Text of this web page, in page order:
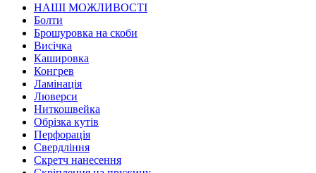
НАШІ МОЖЛИВОСТІ
Болти
Брошуровка на скоби
Висічка
Кашировка
Конгрев
Ламінація
Люверси
Ниткошвейка
Обрізка кутів
Перфорація
Свердління
Скретч нанесення